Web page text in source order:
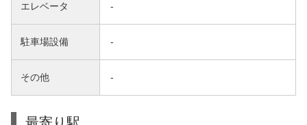
エレベータ -
駐車場設備 -
その他 -